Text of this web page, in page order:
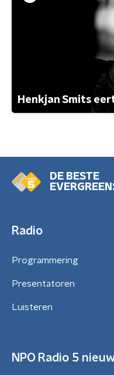
Henkjan Smits
DE BESTE
Radio
Programmering
Presentatoren
Luisteren
NPO Radio 5